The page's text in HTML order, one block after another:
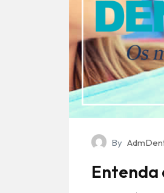
By
Entenda